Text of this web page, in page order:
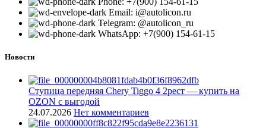
Email: i@autolicon.ru
Telegram: @autolicon_ru
WhatsApp: +7(900) 154-61-15
Новости
Ступица передняя Chery Tiggo 4 2рест — купить на
OZON с выгодой
24.07.2026 Нет комментариев